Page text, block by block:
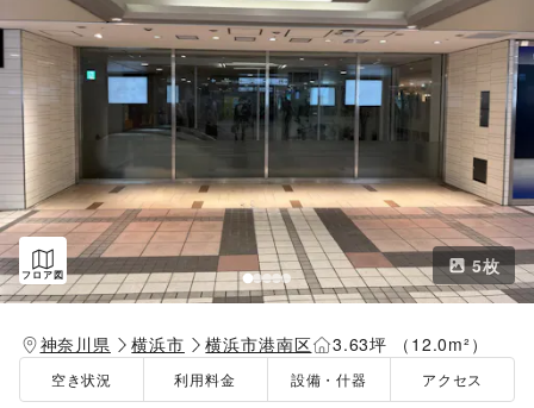
フロア図 5枚
神奈川県 横浜市 横浜市港南区 3.63坪 （12.0m²）
空き状況 利用料金 設備・什器 アクセス